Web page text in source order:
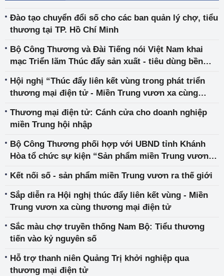
Đào tạo chuyển đổi số cho các ban quản lý chợ, tiểu
thương tại TP. Hồ Chí Minh
Bộ Công Thương và Đài Tiếng nói Việt Nam khai
mạc Triển lãm Thúc đẩy sản xuất - tiêu dùng bền
xanh của Việt Nam
Hội nghị “Thúc đẩy liên kết vùng trong phát triển
thương mại điện tử - Miền Trung vươn xa cùng
Thương mại điện tử: Cánh cửa cho doanh nghiệp
miền Trung hội nhập
Bộ Công Thương phối hợp với UBND tỉnh Khánh
Hòa tổ chức sự kiện “Sản phẩm miền Trung vươn
Kết nối số - sản phẩm miền Trung vươn ra thế giới
Sắp diễn ra Hội nghị thúc đẩy liên kết vùng - Miền
Trung vươn xa cùng thương mại điện tử
Sắc màu chợ truyền thống Nam Bộ: Tiểu thương
tiến vào kỷ nguyên số
Hỗ trợ thanh niên Quảng Trị khởi nghiệp qua
thương mại điện tử